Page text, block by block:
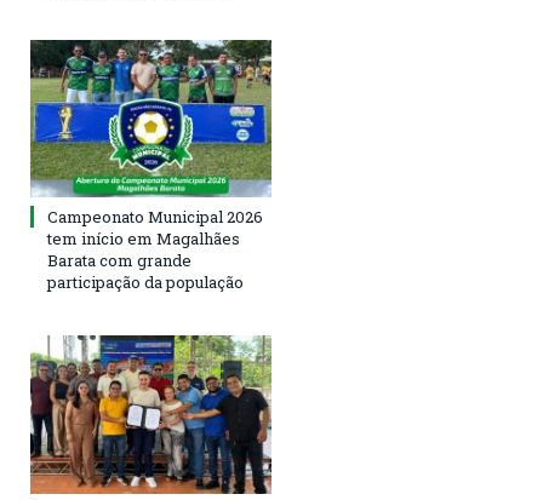
Campeonato Municipal 2026
tem início em Magalhães
Barata com grande
participação da população